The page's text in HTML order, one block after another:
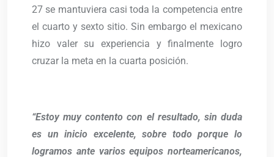
27 se mantuviera casi toda la competencia entre
el cuarto y sexto sitio. Sin embargo el mexicano
hizo valer su experiencia y finalmente logro
cruzar la meta en la cuarta posición.
“Estoy muy contento con el resultado, sin duda
es un inicio excelente, sobre todo porque lo
logramos ante varios equipos norteamericanos,